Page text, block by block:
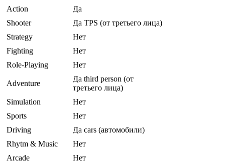
Action
Да
Shooter
Да TPS (от третьего лица)
Strategy
Нет
Fighting
Нет
Role-Playing
Нет
Adventure
Да third person (от
третьего лица)
Simulation
Нет
Sports
Нет
Driving
Да cars (автомобили)
Rhytm & Music
Нет
Arcade
Нет